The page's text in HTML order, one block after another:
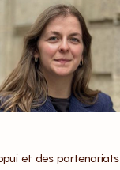
et des partenariats